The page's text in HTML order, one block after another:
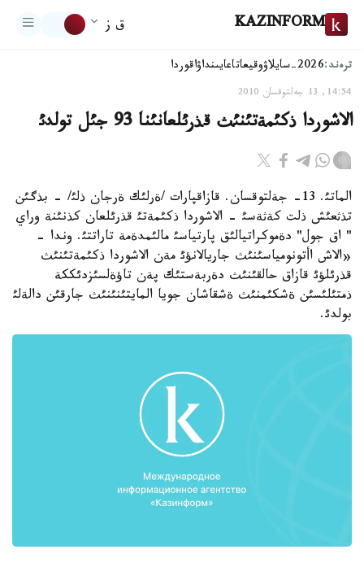
KAZINFORM ق ز
ترەند:2026-سايلاۋ وقيعاتاعايىنداۋاقوردا
14:54, 13 جەلتوقسان 2010
الاشوردا ذكئمةتئنئث قذرئلعانئنا 93 جئل تولدئ
الماتئ. 13- جةلتوقسان. قازاقپارات /ةرلئك ةرجان ذلئ/ - بذگئن
تذثعئش ذلت كةثةسئ - الاشوردا ذكئمةتئ قذرئلعان كذنئنة وراي
" اق جول" دةموكراتيالئق پارتياسئ مالئمدةمة تاراتتئ. وندا -
«الاش اأتونومياسئنئث جاريالانؤئ مةن الاشوردا ذكئمةتئنئث
قذرئلؤئ قازاق حالقئنئث دةربةستئك پةن تاؤةلسئزدئككة
ذمتئلئسئن ةشكئمنئث ةشقاشان جويا المايتئنئنئث جارقئن دالةلئ
بولدئ.